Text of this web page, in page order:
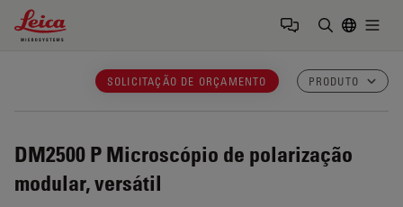
Leica Microsystems Logo
SOLICITAÇÃO DE ORÇAMENTO PRODUTO
DM2500 P Microscópio de polarização
modular, versátil